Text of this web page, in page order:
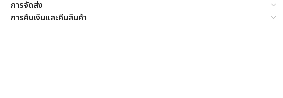
การจัดส่ง
การคืนเงินและคืนสินค้า